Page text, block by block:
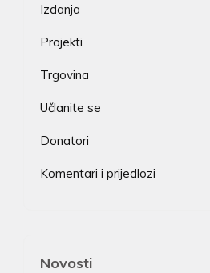
Izdanja
Projekti
Trgovina
Učlanite se
Donatori
Komentari i prijedlozi
Novosti